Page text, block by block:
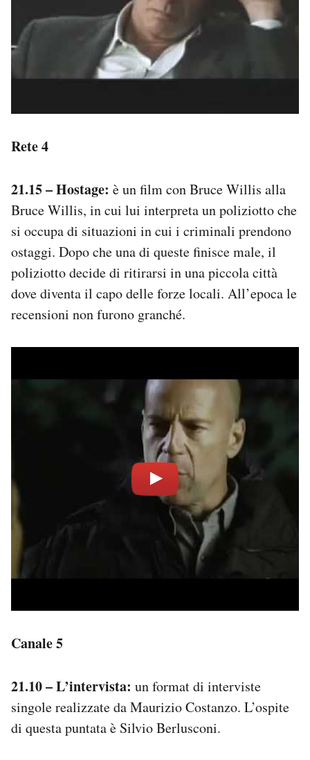
Rete 4
21.15 – Hostage: è un film con Bruce Willis alla
Bruce Willis, in cui lui interpreta un poliziotto che
si occupa di situazioni in cui i criminali prendono
ostaggi. Dopo che una di queste finisce male, il
poliziotto decide di ritirarsi in una piccola città
dove diventa il capo delle forze locali. All’epoca le
recensioni non furono granché.
Canale 5
21.10 – L’intervista: un format di interviste
singole realizzate da Maurizio Costanzo. L’ospite
di questa puntata è Silvio Berlusconi.